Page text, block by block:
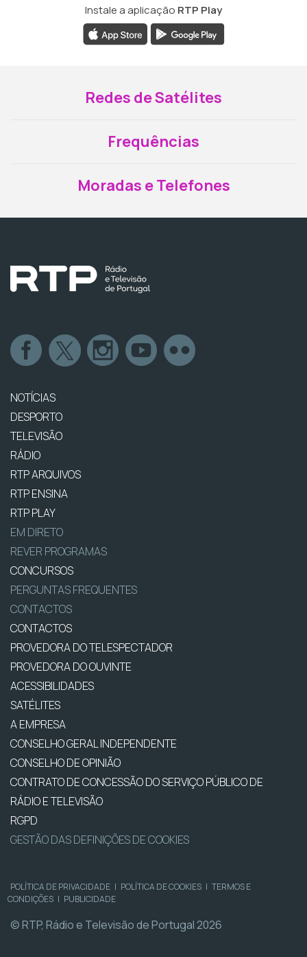
Instale a aplicação RTP Play
Redes de Satélites
Frequências
Moradas e Telefones
NOTÍCIAS
DESPORTO
TELEVISÃO
RÁDIO
RTP ARQUIVOS
RTP ENSINA
RTP PLAY
EM DIRETO
REVER PROGRAMAS
CONCURSOS
PERGUNTAS FREQUENTES
CONTACTOS
CONTACTOS
PROVEDORA DO TELESPECTADOR
PROVEDORA DO OUVINTE
ACESSIBILIDADES
SATÉLITES
A EMPRESA
CONSELHO GERAL INDEPENDENTE
CONSELHO DE OPINIÃO
CONTRATO DE CONCESSÃO DO SERVIÇO PÚBLICO DE
RÁDIO E TELEVISÃO
RGPD
GESTÃO DAS DEFINIÇÕES DE COOKIES
POLÍTICA DE PRIVACIDADE | POLÍTICA DE COOKIES | TERMOS E
CONDIÇÕES | PUBLICIDADE
© RTP, Rádio e Televisão de Portugal 2026